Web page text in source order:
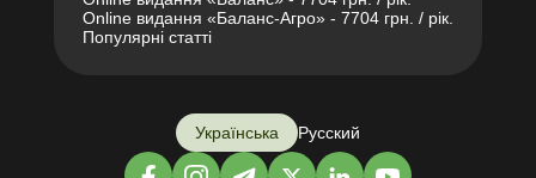
Online видання «Баланс-Агро» - 7704 грн. / рік.
Популярні статті
Українська Русский